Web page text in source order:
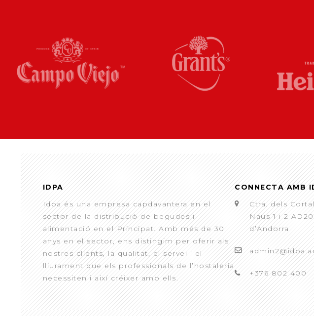
IDPA
Idpa és una empresa capdavantera en el
sector de la distribució de begudes i
alimentació en el Principat. Amb més de 30
anys en el sector, ens distingim per oferir als
nostres clients, la qualitat, el servei i el
lliurament que els professionals de l’hostaleria
necessiten i així créixer amb ells.
CONNECTA AMB
Ctra. dels
Naus 1 i 2
d’Andorra
+376 802 400